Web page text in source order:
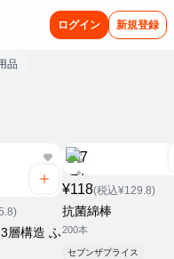
ログイン 新規登録
品
層構造 ふ
¥118(税込¥129.8)
抗菌綿棒
200本
セブンザプライス